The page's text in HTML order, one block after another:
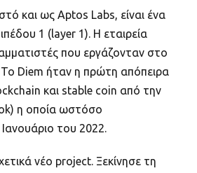
και ως Aptos Labs, είναι ένα
1 (layer 1). Η εταιρεία
που εργάζονταν στο
Diem ήταν η πρώτη απόπειρα
και stable coin από την
η οποία ωστόσο
του 2022.
νέο project. Ξεκίνησε τη